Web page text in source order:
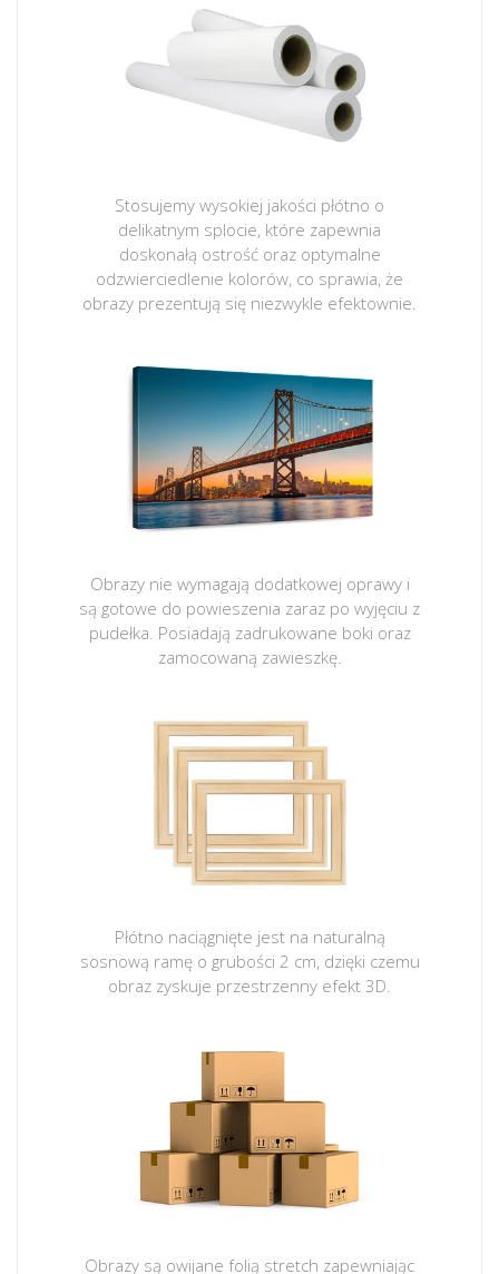
Stosujemy wysokiej jakości płótno o
delikatnym splocie, które zapewnia
doskonałą ostrość oraz optymalne
odzwierciedlenie kolorów, co sprawia, że
obrazy prezentują się niezwykle efektownie.
Obrazy nie wymagają dodatkowej oprawy i
są gotowe do powieszenia zaraz po wyjęciu z
pudełka. Posiadają zadrukowane boki oraz
zamocowaną zawieszkę.
Płótno naciągnięte jest na naturalną
sosnową ramę o grubości 2 cm, dzięki czemu
obraz zyskuje przestrzenny efekt 3D.
Obrazy są owijane folią stretch zapewniając